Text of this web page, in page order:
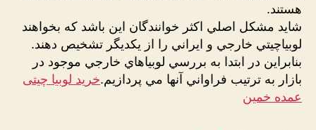
هستند.
شايد مشکل اصلي اکثر خوانندگان اين باشد که بخواهند
لوبياچيتي خارجي و ايراني را از يکديگر تشخيص دهند.
بنابراين در ابتدا به بررسي لوبياهاي خارجي موجود در
بازار به ترتيب فراواني آنها مي پردازيم.خرید لوبیا چیتی
عمده خمین